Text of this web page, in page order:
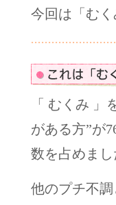
今回は「む
「 むくみ
がある方”が
数を占めまし
他のプチ不